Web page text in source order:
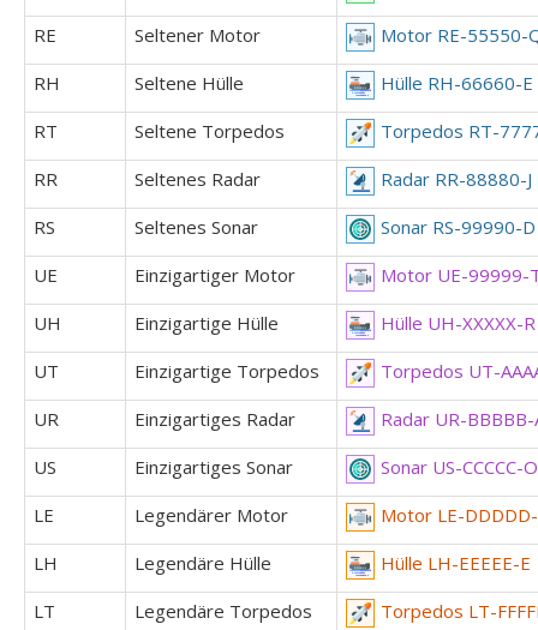
RE
Seltener Motor
Motor RE-55550-
RH
Seltene Hülle
Hülle RH-66660-E
RT
Seltene Torpedos
Torpedos RT-
RR
Seltenes Radar
Radar RR-88880-J
RS
Seltenes Sonar
Sonar RS-99990-D
UE
Einzigartiger Motor
Motor UE-99999-
UH
Einzigartige Hülle
Hülle UH-XXXXX-R
UT
Einzigartige Torpedos
Torpedos UT-
UR
Einzigartiges Radar
Radar UR-BBBBB-
US
Einzigartiges Sonar
Sonar US-CCCCC-O
LE
Legendärer Motor
Motor LE-
LH
Legendäre Hülle
Hülle LH-EEEEE-E
LT
Legendäre Torpedos
Torpedos LT-